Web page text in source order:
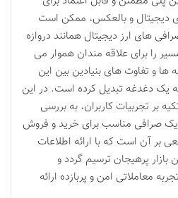
دیجیتال و بالعکس، ممکن است
های ارز دیجیتال همانند دروازه
را برای علاقه مندان هموار می
ها و تفاوت های بنیادین بین این
یک دغدغه تبدیل کرده است. در این
بر تجربیات کاربران، به بررسی
صرافی مناسب برای خرید و فروش
بر آن است که با ارائه اطلاعات
پرهیجان ترسیم گردد و
معاملاتی امن و پربازده ارائه